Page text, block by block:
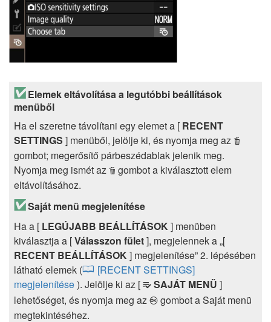
Elemek eltávolítása a legutóbbi beállítások
menüből
Ha el szeretne távolítani egy elemet a [ RECENT
SETTINGS ] menüből, jelölje ki, és nyomja meg az O
gombot; megerősítő párbeszédablak jelenik meg.
Nyomja meg ismét az O gombot a kiválasztott elem
eltávolításához.
Saját menü megjelenítése
Ha a [ LEGÚJABB BEÁLLÍTÁSOK ] menüben
kiválasztja a [Válasszon fület], megjelennek a „[
RECENT BEÁLLÍTÁSOK ] megjelenítése” 2. lépésében
látható elemek (
[RECENT SETTINGS]
megjelenítése). Jelölje ki az [ O SAJÁT MENÜ ]
lehetőséget, és nyomja meg az J gombot a Saját menü
megtekintéséhez.